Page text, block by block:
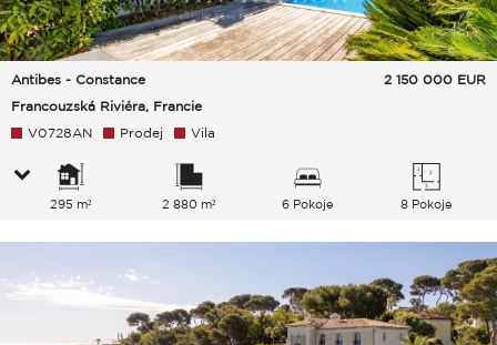
Antibes - Constance
Francouzská Riviéra, Francie
2 150 000 EUR
V0728AN Prodej Vila
295 m² 2 880 m² 6 Pokoje 8 Pokoje